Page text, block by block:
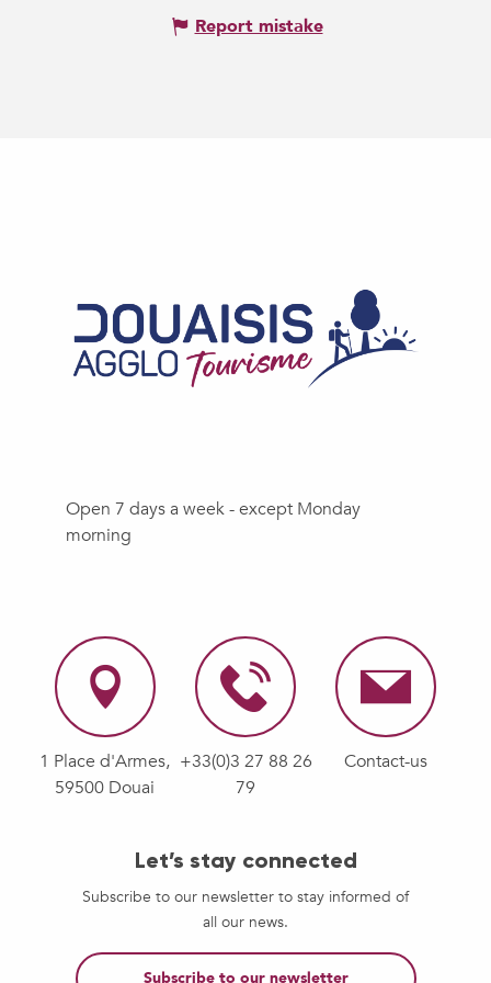
Report mistake
Open 7 days a week - except Monday
morning
1 Place d'Armes,
59500 Douai
+33(0)3 27 88 26
79
Contact-us
Let’s stay connected
Subscribe to our newsletter to stay informed of
all our news.
Subscribe to our newsletter